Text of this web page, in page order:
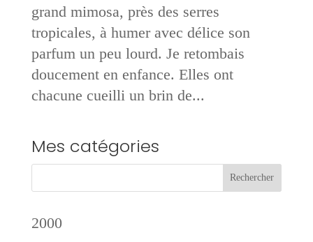
grand mimosa, près des serres
tropicales, à humer avec délice son
parfum un peu lourd. Je retombais
doucement en enfance. Elles ont
chacune cueilli un brin de...
Mes catégories
2000